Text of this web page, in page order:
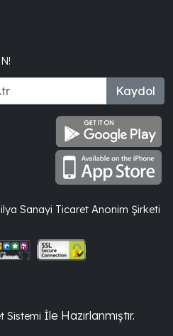
Kaydol
Sanayi Ticaret Anonim Şirketi
Sistemi İle Hazırlanmıştır.